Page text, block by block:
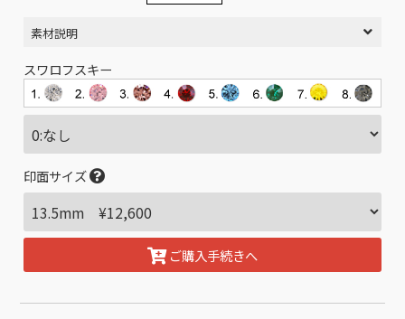
素材説明
スワロフスキー
印面サイズ
ご購入手続きへ